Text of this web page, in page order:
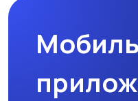
Детская одежда